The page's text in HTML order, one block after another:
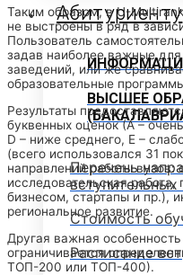
Абитуриенту
ВЫСШЕЕ
Перечень
Стоимость
Расписание
Таким образом, в U-
не выстроены в ряд в
Пользователь
задав наиболее важные для
заведений, или же
образовательные
Результаты
буквенных оценок (А –
D – ниже среднего, E –
(всего использовался 31
направлений работы вузов:
исследовательская работа,
бизнесом, стартапы и пр.),
региональное развитие.
Другая важная
ограничивается
ТОП-200 или ТОП-400).